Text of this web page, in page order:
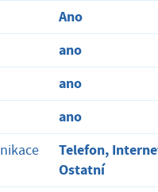
Ano
ano
ano
ano
Telefon,
Ostatní